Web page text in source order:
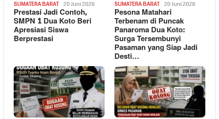
SUMATERA BARAT 20 Juni 2026
Prestasi Jadi Contoh,
SMPN 1 Dua Koto Beri
Apresiasi Siswa
Berprestasi
SUMATERA BARAT 20 Juni 2026
Pesona Matahari
Terbenam di Puncak
Panaroma Dua Koto:
Surga Tersembunyi
Pasaman yang Siap Jadi
Desti…